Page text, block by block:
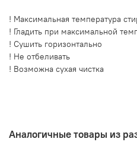
! Максимальная температура
! Гладить при максимальной
! Сушить горизонтально
! Не отбеливать
! Возможна сухая чистка
Аналогичные товары из